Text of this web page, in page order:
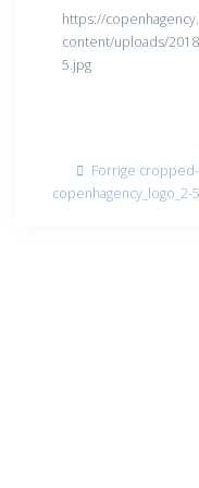
https://
content/uploads/
5.jpg
Forrige Forrige
indlæg:
cropped-
copenhagency_logo_2-